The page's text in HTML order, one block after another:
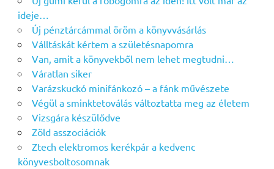
ideje…
Új pénztárcámmal öröm a könyvvásárlás
Válltáskát kértem a születésnapomra
Van, amit a könyvekből nem lehet megtudni…
Váratlan siker
Varázskuckó minifánkozó – a fánk művészete
Végül a sminktetoválás változtatta meg az életem
Vizsgára készülődve
Zöld asszociációk
Ztech elektromos kerékpár a kedvenc
könyvesboltosomnak